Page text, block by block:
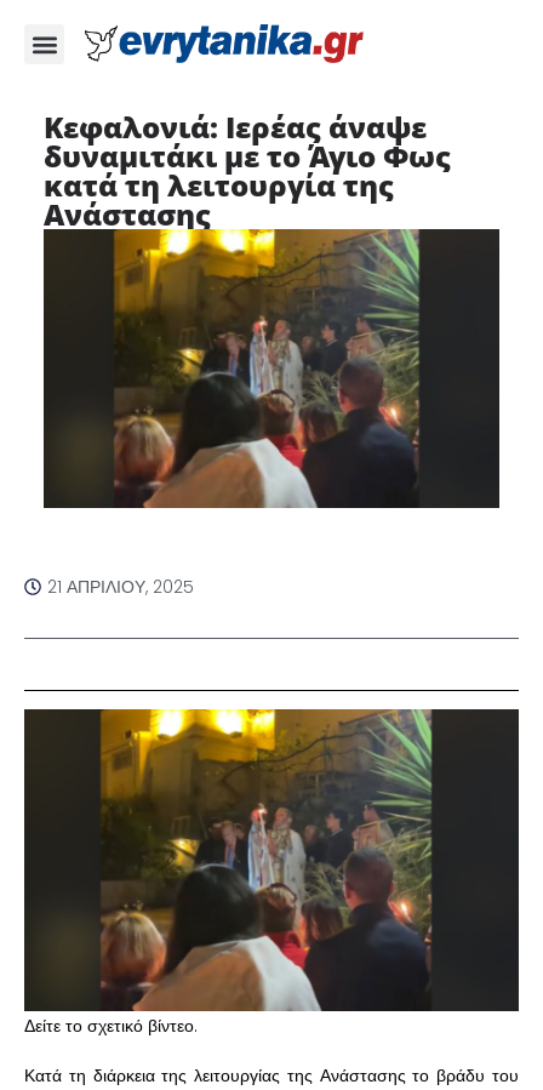
Κεφαλονιά: Ιερέας άναψε
δυναμιτάκι με το Άγιο Φως
κατά τη λειτουργία της
Ανάστασης
21 ΑΠΡΙΛΊΟΥ, 2025
Δείτε το σχετικό βίντεο.
Κατά τη διάρκεια της λειτουργίας της Ανάστασης το βράδυ του